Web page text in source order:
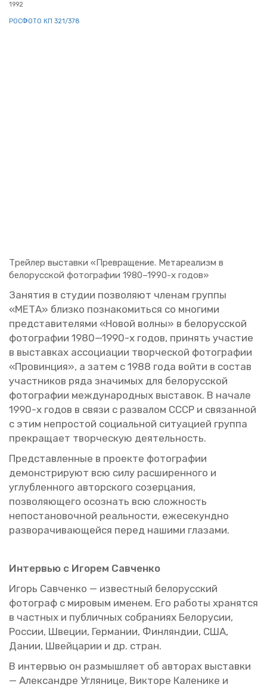
1992
РОС­ФО­ТО КП 321/378
Трей­лер вы­став­ки «Пре­вра­ще­ние. Ме­та­ре­а­лизм в
бе­ло­рус­ской фо­то­гра­фии 1980–1990-х годов»
За­ня­тия в сту­дии поз­во­ля­ют чле­нам груп­пы
«МЕТА» близ­ко по­зна­ко­мить­ся со мно­ги­ми
пред­ста­ви­те­ля­ми «Новой волны» в бе­ло­рус­ской
фо­то­гра­фии 1980—1990-х годов, при­нять уча­стие
в вы­став­ках ас­со­ци­а­ции твор­че­ской фо­то­гра­фии
«Про­вин­ция», а затем с 1988 года войти в со­став
участ­ни­ков ряда зна­чи­мых для бе­ло­рус­ской
фо­то­гра­фии меж­ду­на­род­ных вы­ста­вок. В на­ча­ле
1990-х годов в связи с раз­ва­лом СССР и свя­зан­ной
с этим непро­стой со­ци­аль­ной си­ту­а­ци­ей груп­па
пре­кра­ща­ет твор­че­скую де­я­тель­ность.
Пред­став­лен­ные в про­ек­те фо­то­гра­фии
де­мон­стри­ру­ют всю силу рас­ши­рен­но­го и
углуб­лен­но­го ав­тор­ско­го со­зер­ца­ния,
поз­во­ля­ю­ще­го осо­знать всю слож­ность
непо­ста­но­воч­ной ре­аль­но­сти, еже­се­кунд­но
раз­во­ра­чи­ва­ю­щей­ся перед на­ши­ми гла­за­ми.
Ин­тер­вью с Иго­рем Са­вчен­ко
Игорь Са­вчен­ко — из­вест­ный бе­ло­рус­ский
фо­то­граф с ми­ро­вым име­нем. Его ра­бо­ты хра­нят­ся
в част­ных и пуб­лич­ных со­бра­ни­ях Бе­ло­ру­сии,
Рос­сии, Шве­ции, Гер­ма­нии, Фин­лян­дии, США,
Дании, Швей­ца­рии и др. стран.
В ин­тер­вью он раз­мыш­ля­ет об ав­то­рах вы­став­ки
— Алек­сан­дре Уг­ля­ни­це, Вик­то­ре Ка­ле­ни­ке и